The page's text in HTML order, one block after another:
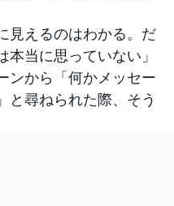
見えるのはわかる。だ
当に思っていない」
ンから「何かメッセー
と尋ねられた際、そう